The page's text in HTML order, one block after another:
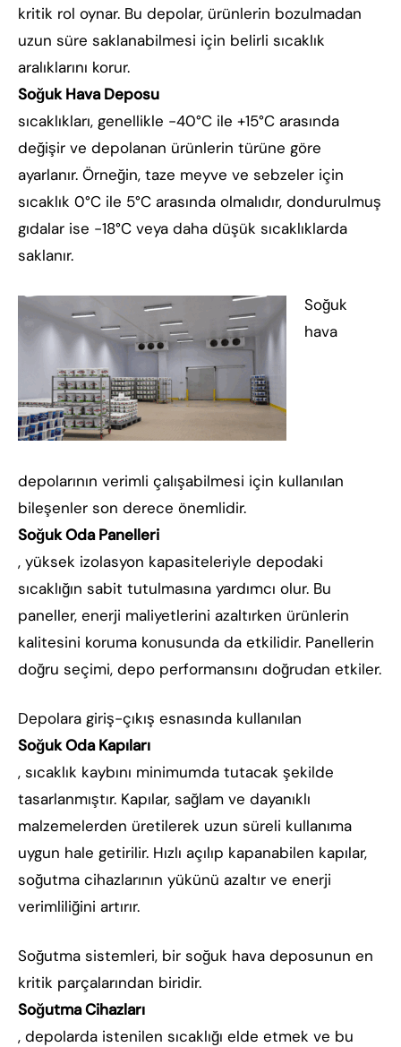
kritik rol oynar. Bu depolar, ürünlerin bozulmadan
uzun süre saklanabilmesi için belirli sıcaklık
aralıklarını korur.
Soğuk Hava Deposu
sıcaklıkları, genellikle -40°C ile +15°C arasında
değişir ve depolanan ürünlerin türüne göre
ayarlanır. Örneğin, taze meyve ve sebzeler için
sıcaklık 0°C ile 5°C arasında olmalıdır, dondurulmuş
gıdalar ise -18°C veya daha düşük sıcaklıklarda
saklanır.
Soğuk
hava
depolarının verimli çalışabilmesi için kullanılan
bileşenler son derece önemlidir.
Soğuk Oda Panelleri
, yüksek izolasyon kapasiteleriyle depodaki
sıcaklığın sabit tutulmasına yardımcı olur. Bu
paneller, enerji maliyetlerini azaltırken ürünlerin
kalitesini koruma konusunda da etkilidir. Panellerin
doğru seçimi, depo performansını doğrudan etkiler.
Depolara giriş-çıkış esnasında kullanılan
Soğuk Oda Kapıları
, sıcaklık kaybını minimumda tutacak şekilde
tasarlanmıştır. Kapılar, sağlam ve dayanıklı
malzemelerden üretilerek uzun süreli kullanıma
uygun hale getirilir. Hızlı açılıp kapanabilen kapılar,
soğutma cihazlarının yükünü azaltır ve enerji
verimliliğini artırır.
Soğutma sistemleri, bir soğuk hava deposunun en
kritik parçalarından biridir.
Soğutma Cihazları
, depolarda istenilen sıcaklığı elde etmek ve bu